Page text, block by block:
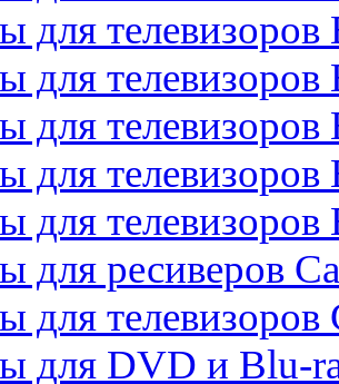
для телевизоров
для телевизоров
для телевизоров
для телевизоров
для телевизоров
для ресиверов
для телевизоров
для DVD и Blu-